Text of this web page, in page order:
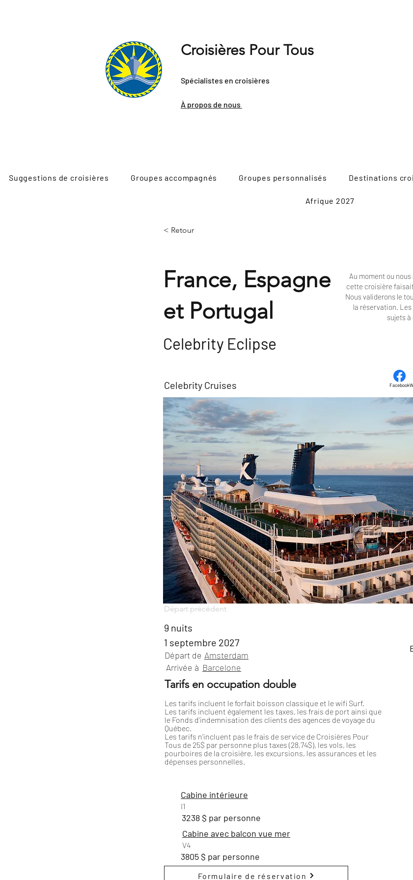
Croisières Pour Tous
Spécialistes en croisières
À propos de nous
Suggestions de croisières Groupes accompagnés Groupes personnalisés Destinations
Afrique 2027
< Retour
France, Espagne
et Portugal
Au moment ou
cette croisière
Nous validerons le
la réservation. Les
sujets
Celebrity Eclipse
Celebrity Cruises Facebook
Départ précédent
9 nuits
1 septembre 2027
Départ de
Arrivée à
Amsterdam
Tarifs en occupation double
Barcelone
Les tarifs incluent le forfait boisson classique et le wifi Surf.
Les tarifs incluent également les taxes, les frais de port ainsi que
le Fonds d'indemnisation des clients des agences de voyage du
Québec.
Les tarifs n'incluent pas le frais de service de Croisières Pour
Tous de 25$ par personne plus taxes (28,74$), les vols, les
pourboires de la croisière, les excursions, les assurances et les
dépenses personnelles.
Cabine intérieure
I1
3238 $ par personne
Cabine avec balcon vue mer
V4
3805 $ par personne
Formulaire de réservation